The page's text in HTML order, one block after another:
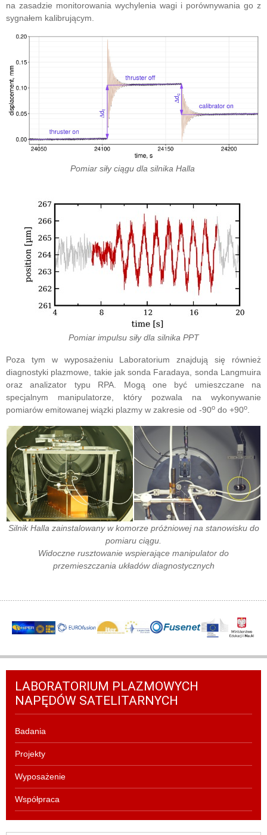
na zasadzie monitorowania wychylenia wagi i porównywania go z
sygnałem kalibrującym.
Pomiar siły ciągu dla silnika Halla
Pomiar impulsu siły dla silnika PPT
Poza tym w wyposażeniu Laboratorium znajdują się również
diagnostyki plazmowe, takie jak sonda Faradaya, sonda Langmuira
oraz analizator typu RPA. Mogą one być umieszczane na
specjalnym manipulatorze, który pozwala na wykonywanie
pomiarów emitowanej wiązki plazmy w zakresie od -90o do +90o.
Silnik Halla zainstalowany w komorze próżniowej na stanowisku do
pomiaru ciągu.
Widoczne rusztowanie wspierające manipulator do
przemieszczania układów diagnostycznych
LABORATORIUM PLAZMOWYCH
NAPĘDÓW SATELITARNYCH
Badania
Projekty
Wyposażenie
Współpraca